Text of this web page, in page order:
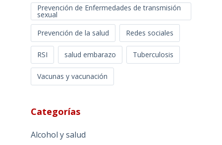
Prevención de Enfermedades de transmisión
sexual
Prevención de la salud
Redes sociales
RSI salud embarazo Tuberculosis
Vacunas y vacunación
Categorías
Alcohol y salud